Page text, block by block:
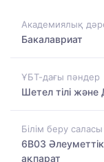
Академиялық
Бакалавриат
ҰБТ-дағы пәндер
Шетел тілі және
Білім беру саласы
6B03
ақпарат